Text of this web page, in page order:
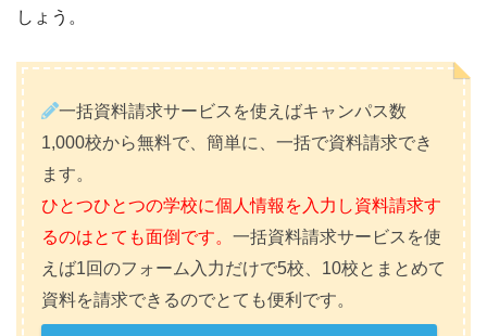
しょう。
一括資料請求サービスを使えばキャンパス数
1,000校から無料で、簡単に、一括で資料請求でき
ます。
ひとつひとつの学校に個人情報を入力し資料請求す
るのはとても面倒です。 一括資料請求サービスを使
えば1回のフォーム入力だけで5校、10校とまとめて
資料を請求できるのでとても便利です。